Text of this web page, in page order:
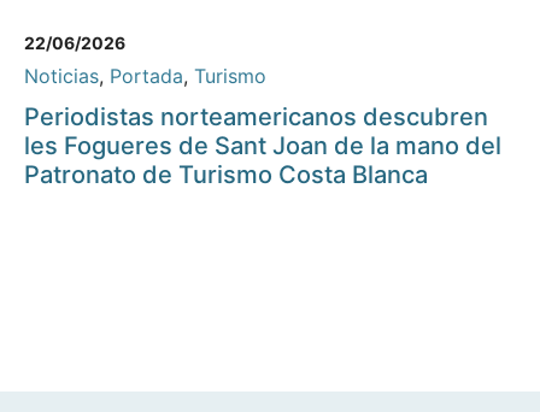
22/06/2026
Noticias, Portada, Turismo
Periodistas norteamericanos descubren
les Fogueres de Sant Joan de la mano del
Patronato de Turismo Costa Blanca